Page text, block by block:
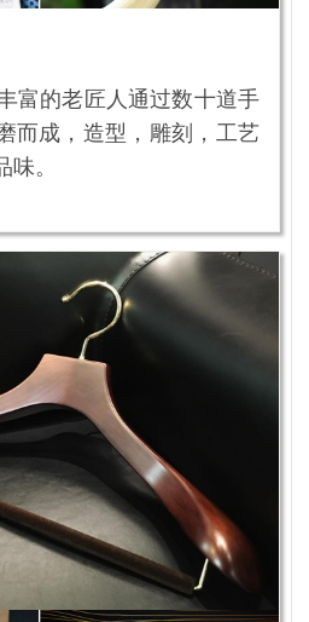
富的老匠人通过数十道手
而成，造型，雕刻，工艺
。